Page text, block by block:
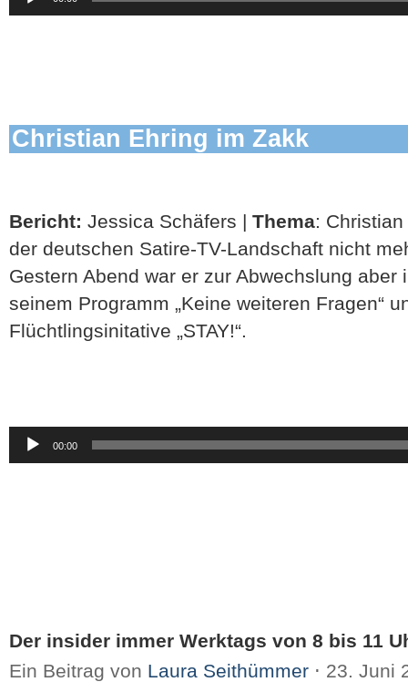
Player
Christian Ehring im Zakk
Bericht: Jessica Schäfers | Thema:
der deutschen Satire-TV-Landschaft nicht
Gestern Abend war er zur Abwechslung
seinem Programm „Keine weiteren Fragen“
Flüchtlingsinitative „STAY!“.
Audio-
Player
00:00
Der insider immer Werktags von 8 bis 11
Ein Beitrag von Laura Seithümmer ⋅ 23. Juni